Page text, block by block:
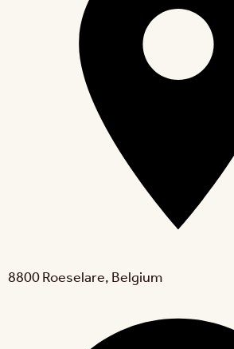
8800 Roeselare, Belgium